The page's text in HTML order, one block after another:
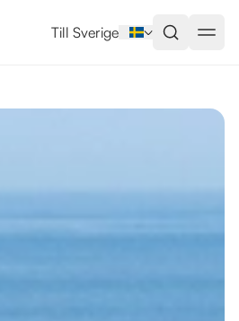
Till Sverige